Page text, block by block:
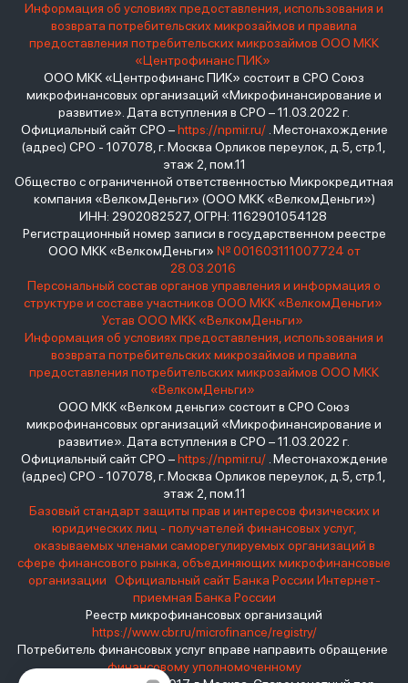
Информация об условиях предоставления, использования и
возврата потребительских микрозаймов и правила
предоставления потребительских микрозаймов ООО МКК
«Центрофинанс ПИК»
ООО МКК «Центрофинанс ПИК» состоит в СРО Союз
микрофинансовых организаций «Микрофинансирование и
развитие». Дата вступления в СРО – 11.03.2022 г.
Официальный сайт СРО –https://npmir.ru/. Местонахождение
(адрес) СРО - 107078, г. Москва Орликов переулок, д.5, стр.1,
этаж 2, пом.11
Общество с ограниченной ответственностью Микрокредитная
компания «ВелкомДеньги» (ООО МКК «ВелкомДеньги»)
ИНН: 2902082527, ОГРН: 1162901054128
Регистрационный номер записи в государственном реестре
ООО МКК «ВелкомДеньги» № 001603111007724 от
28.03.2016
Персональный состав органов управления и информация о
структуре и составе участников ООО МКК «ВелкомДеньги»
Устав ООО МКК «ВелкомДеньги»
Информация об условиях предоставления, использования и
возврата потребительских микрозаймов и правила
предоставления потребительских микрозаймов ООО МКК
«ВелкомДеньги»
ООО МКК «Велком деньги» состоит в СРО Союз
микрофинансовых организаций «Микрофинансирование и
развитие». Дата вступления в СРО – 11.03.2022 г.
Официальный сайт СРО –https://npmir.ru/. Местонахождение
(адрес) СРО - 107078, г. Москва Орликов переулок, д.5, стр.1,
этаж 2, пом.11
Базовый стандарт защиты прав и интересов физических и
юридических лиц - получателей финансовых услуг,
оказываемых членами саморегулируемых организаций в
сфере финансового рынка, объединяющих микрофинансовые
организации
Официальный сайт Банка России Интернет-
приемная Банка России
Реестр микрофинансовых организаций
https://www.cbr.ru/microfinance/registry/
Потребитель финансовых услуг вправе направить обращение
финансовому уполномоченному